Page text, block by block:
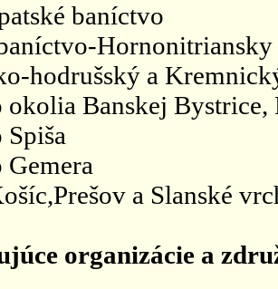
baníctvo
hodrušský a
okolia Banskej
a Slanské
organizácie a